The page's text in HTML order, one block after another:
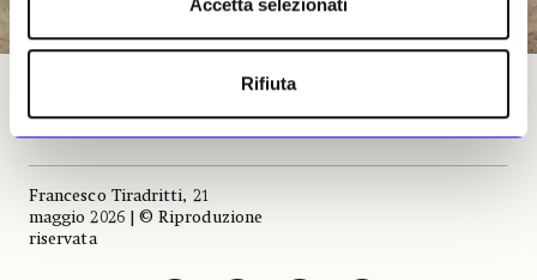
Accetta selezionati
Rifiuta
L’area dove si trovano le rovine del tempio funerario di Amenemhat III
Francesco Tiradritti, 21
maggio 2026 | © Riproduzione
riservata